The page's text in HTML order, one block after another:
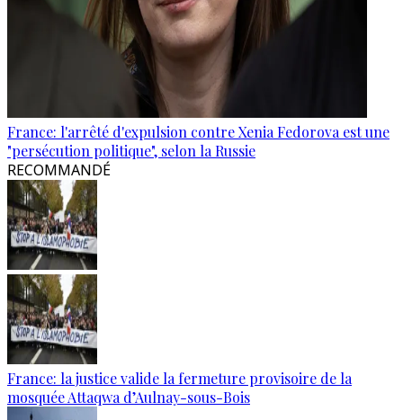
France: l'arrêté d'expulsion contre Xenia Fedorova est une
"persécution politique", selon la Russie
RECOMMANDÉ
France: la justice valide la fermeture provisoire de la
mosquée Attaqwa d’Aulnay-sous-Bois